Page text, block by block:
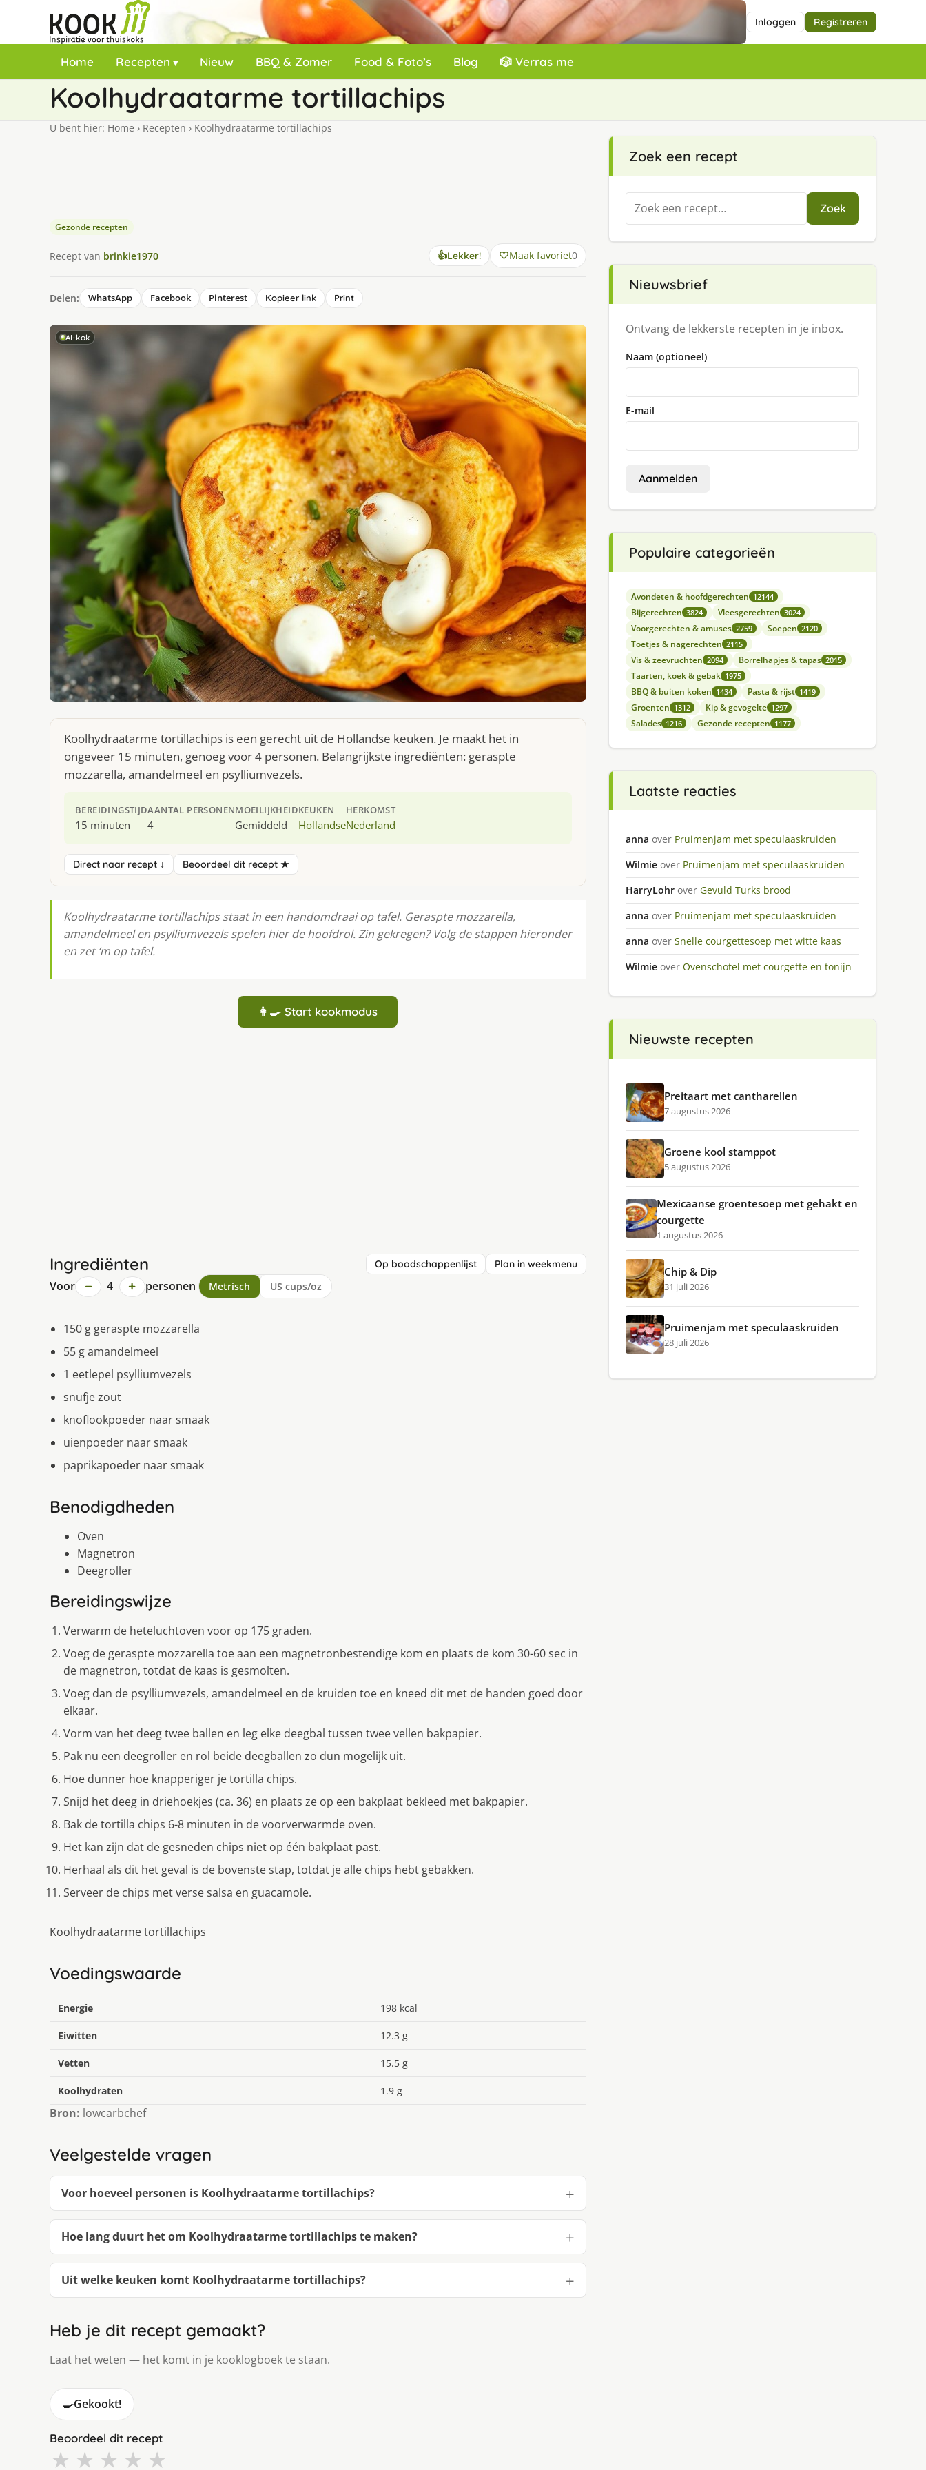
Inloggen Registreren
Home Recepten Nieuw BBQ & Zomer Food & Foto’s Blog 🎲 Verras me
Koolhydraatarme tortillachips
U bent hier: Home › Recepten › Koolhydraatarme tortillachips
Gezonde recepten
Recept van brinkie1970 👍Lekker! Maak favoriet0
Delen: WhatsApp Facebook Pinterest Kopieer link Print
AI-kok
Koolhydraatarme tortillachips is een gerecht uit de Hollandse keuken. Je maakt het in
ongeveer 15 minuten, genoeg voor 4 personen. Belangrijkste ingrediënten: geraspte
mozzarella, amandelmeel en psylliumvezels.
BEREIDINGSTIJD
15 minuten
AANTAL PERSONEN
4
MOEILIJKHEID
Gemiddeld
KEUKEN
Hollandse
HERKOMST
Nederland
Direct naar recept ↓ Beoordeel dit recept ★
Koolhydraatarme tortillachips staat in een handomdraai op tafel. Geraspte mozzarella,
amandelmeel en psylliumvezels spelen hier de hoofdrol. Zin gekregen? Volg de stappen hieronder
en zet ‘m op tafel.
👩‍🍳 Start kookmodus
Ingrediënten Op boodschappenlijst Plan in weekmenu
Voor − 4 + personen Metrisch US cups/oz
150 g geraspte mozzarella
55 g amandelmeel
1 eetlepel psylliumvezels
snufje zout
knoflookpoeder naar smaak
uienpoeder naar smaak
paprikapoeder naar smaak
Benodigdheden
Oven
Magnetron
Deegroller
Bereidingswijze
Verwarm de heteluchtoven voor op 175 graden.
Voeg de geraspte mozzarella toe aan een magnetronbestendige kom en plaats de kom 30-60 sec in
de magnetron, totdat de kaas is gesmolten.
Voeg dan de psylliumvezels, amandelmeel en de kruiden toe en kneed dit met de handen goed door
elkaar.
Vorm van het deeg twee ballen en leg elke deegbal tussen twee vellen bakpapier.
Pak nu een deegroller en rol beide deegballen zo dun mogelijk uit.
Hoe dunner hoe knapperiger je tortilla chips.
Snijd het deeg in driehoekjes (ca. 36) en plaats ze op een bakplaat bekleed met bakpapier.
Bak de tortilla chips 6-8 minuten in de voorverwarmde oven.
Het kan zijn dat de gesneden chips niet op één bakplaat past.
Herhaal als dit het geval is de bovenste stap, totdat je alle chips hebt gebakken.
Serveer de chips met verse salsa en guacamole.
Koolhydraatarme tortillachips
Voedingswaarde
Energie 198 kcal
Eiwitten 12.3 g
Vetten 15.5 g
Koolhydraten 1.9 g
Bron: lowcarbchef
Veelgestelde vragen
Voor hoeveel personen is Koolhydraatarme tortillachips?
Hoe lang duurt het om Koolhydraatarme tortillachips te maken?
Uit welke keuken komt Koolhydraatarme tortillachips?
Heb je dit recept gemaakt?
Laat het weten — het komt in je kooklogboek te staan.
🍳Gekookt!
Beoordeel dit recept
★ ★ ★ ★ ★
Zoek een recept
Zoeken
naar:
Zoek
Nieuwsbrief
Ontvang de lekkerste recepten in je inbox.
Naam (optioneel)
E-mail
Aanmelden
Populaire categorieën
Avondeten & hoofdgerechten 12144
Bijgerechten 3824 Vleesgerechten 3024
Voorgerechten & amuses 2759 Soepen 2120
Toetjes & nagerechten 2115
Vis & zeevruchten 2094 Borrelhapjes & tapas 2015
Taarten, koek & gebak 1975
BBQ & buiten koken 1434 Pasta & rijst 1419
Groenten 1312 Kip & gevogelte 1297
Salades 1216 Gezonde recepten 1177
Laatste reacties
anna over Pruimenjam met speculaaskruiden
Wilmie over Pruimenjam met speculaaskruiden
HarryLohr over Gevuld Turks brood
anna over Pruimenjam met speculaaskruiden
anna over Snelle courgettesoep met witte kaas
Wilmie over Ovenschotel met courgette en tonijn
Nieuwste recepten
Preitaart met cantharellen
7 augustus 2026
Groene kool stamppot
5 augustus 2026
Mexicaanse groentesoep met gehakt en
courgette
1 augustus 2026
Chip & Dip
31 juli 2026
Pruimenjam met speculaaskruiden
28 juli 2026